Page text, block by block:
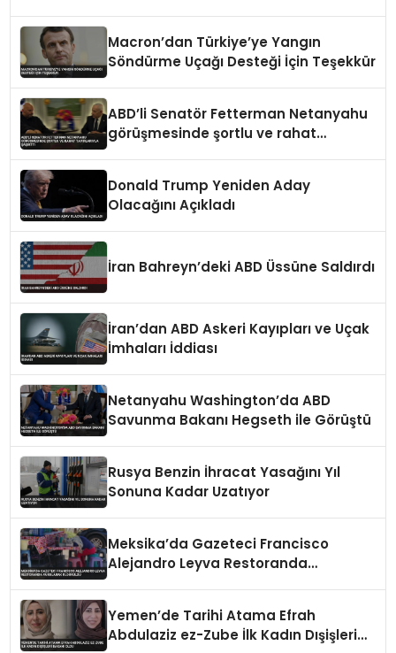
Macron’dan Türkiye’ye Yangın
Söndürme Uçağı Desteği İçin Teşekkür
ABD’li Senatör Fetterman Netanyahu
görüşmesinde şortlu ve rahat
Donald Trump Yeniden Aday
Olacağını Açıkladı
İran Bahreyn’deki ABD Üssüne Saldırdı
İran’dan ABD Askeri Kayıpları ve Uçak
İmhaları İddiası
Netanyahu Washington’da ABD
Savunma Bakanı Hegseth ile Görüştü
Rusya Benzin İhracat Yasağını Yıl
Sonuna Kadar Uzatıyor
Meksika’da Gazeteci Francisco
Alejandro Leyva Restoranda
Yemen’de Tarihi Atama Efrah
Abdulaziz ez-Zube İlk Kadın Dışişleri